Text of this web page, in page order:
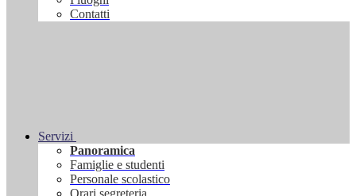
Contatti
Servizi
Panoramica
Famiglie e studenti
Personale scolastico